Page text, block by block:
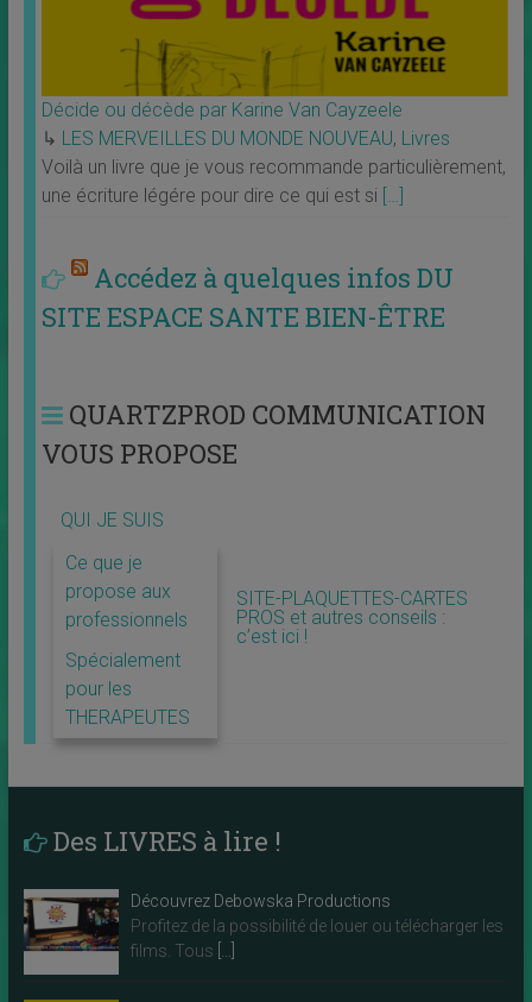
Décide ou décède par Karine Van Cayzeele
↳ LES MERVEILLES DU MONDE NOUVEAU, Livres
Voilà un livre que je vous recommande particulièrement,
une écriture légére pour dire ce qui est si […]
Accédez à quelques infos DU
SITE ESPACE SANTE BIEN-ÊTRE
QUARTZPROD COMMUNICATION
VOUS PROPOSE
QUI JE SUIS
Ce que je
propose aux
professionnels
Spécialement
pour les
THERAPEUTES
SITE-PLAQUETTES-CARTES
PROS et autres conseils :
c’est ici !
Des LIVRES à lire !
Découvrez Debowska Productions
Profitez de la possibilité de louer ou télécharger les
films. Tous […]